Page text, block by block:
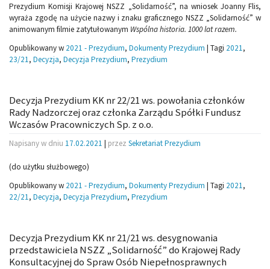
Prezydium Komisji Krajowej NSZZ „Solidarność”, na wniosek Joanny Flis,
wyraża zgodę na użycie nazwy i znaku graficznego NSZZ „Solidarność” w
animowanym filmie zatytułowanym Wspólna historia. 1000 lat razem.
Opublikowany w 2021 - Prezydium, Dokumenty Prezydium | Tagi 2021,
23/21, Decyzja, Decyzja Prezydium, Prezydium
Decyzja Prezydium KK nr 22/21 ws. powołania członków
Rady Nadzorczej oraz członka Zarządu Spółki Fundusz
Wczasów Pracowniczych Sp. z o.o.
Napisany w dniu 17.02.2021 | przez Sekretariat Prezydium
(do użytku służbowego)
Opublikowany w 2021 - Prezydium, Dokumenty Prezydium | Tagi 2021,
22/21, Decyzja, Decyzja Prezydium, Prezydium
Decyzja Prezydium KK nr 21/21 ws. desygnowania
przedstawiciela NSZZ „Solidarność” do Krajowej Rady
Konsultacyjnej do Spraw Osób Niepełnosprawnych